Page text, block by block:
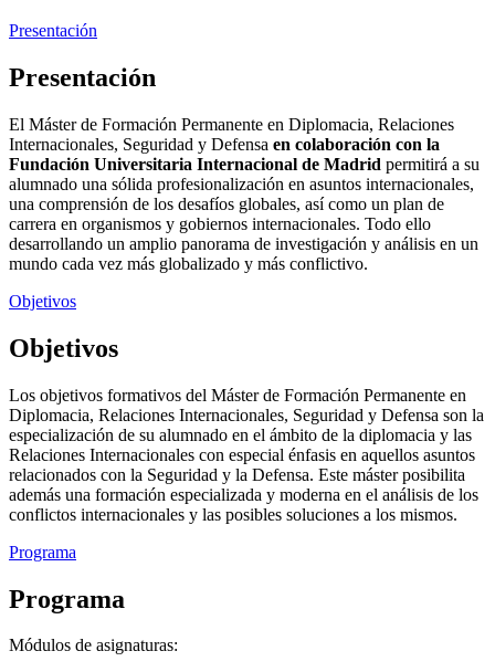
Presentación
Presentación
El Máster de Formación Permanente en Diplomacia, Relaciones
Internacionales, Seguridad y Defensa en colaboración con la
Fundación Universitaria Internacional de Madrid permitirá a su
alumnado una sólida profesionalización en asuntos internacionales,
una comprensión de los desafíos globales, así como un plan de
carrera en organismos y gobiernos internacionales. Todo ello
desarrollando un amplio panorama de investigación y análisis en un
mundo cada vez más globalizado y más conflictivo.
Objetivos
Objetivos
Los objetivos formativos del Máster de Formación Permanente en
Diplomacia, Relaciones Internacionales, Seguridad y Defensa son la
especialización de su alumnado en el ámbito de la diplomacia y las
Relaciones Internacionales con especial énfasis en aquellos asuntos
relacionados con la Seguridad y la Defensa. Este máster posibilita
además una formación especializada y moderna en el análisis de los
conflictos internacionales y las posibles soluciones a los mismos.
Programa
Programa
Módulos de asignaturas: